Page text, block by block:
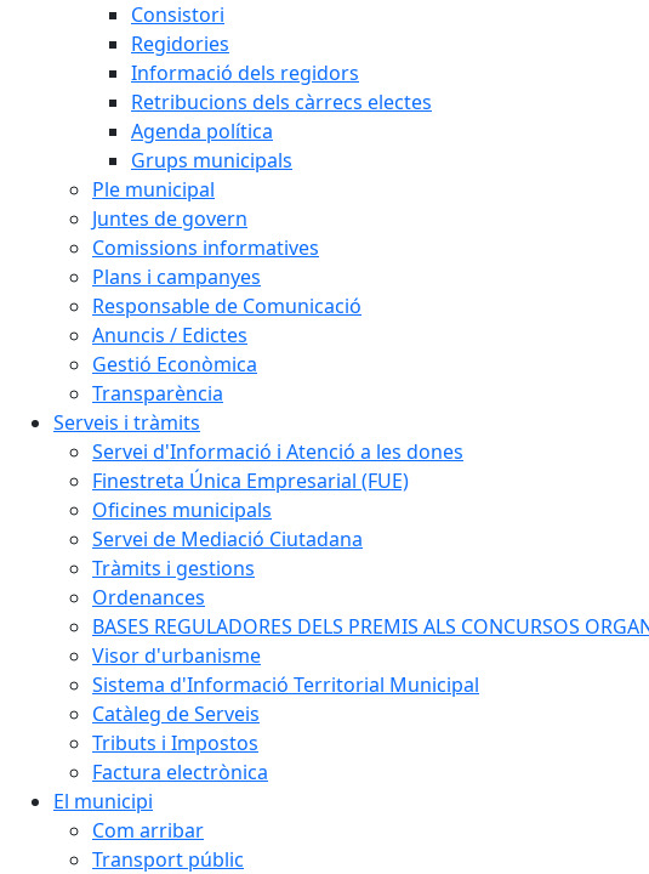
Consistori
Regidories
Informació dels regidors
Retribucions dels càrrecs electes
Agenda política
Grups municipals
Ple municipal
Juntes de govern
Comissions informatives
Plans i campanyes
Responsable de Comunicació
Anuncis / Edictes
Gestió Econòmica
Transparència
Serveis i tràmits
Servei d'Informació i Atenció a les dones
Finestreta Única Empresarial (FUE)
Oficines municipals
Servei de Mediació Ciutadana
Tràmits i gestions
Ordenances
BASES REGULADORES DELS PREMIS ALS CONCURSOS
Visor d'urbanisme
Sistema d'Informació Territorial Municipal
Catàleg de Serveis
Tributs i Impostos
Factura electrònica
El municipi
Com arribar
Transport públic